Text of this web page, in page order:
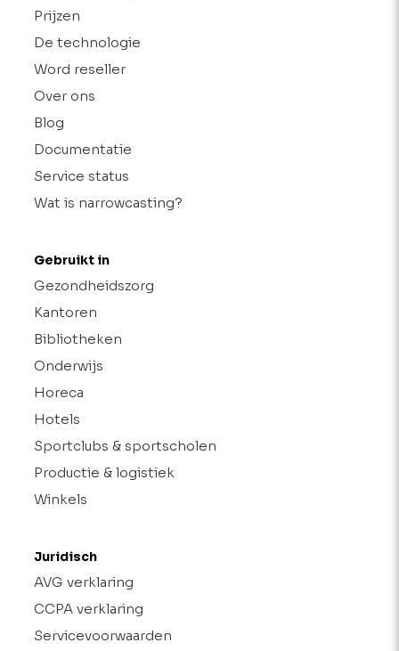
Prijzen
De technologie
Word reseller
Over ons
Blog
Documentatie
Service status
Wat is narrowcasting?
Gebruikt in
Gezondheidszorg
Kantoren
Bibliotheken
Onderwijs
Horeca
Hotels
Sportclubs & sportscholen
Productie & logistiek
Winkels
Juridisch
AVG verklaring
CCPA verklaring
Servicevoorwaarden